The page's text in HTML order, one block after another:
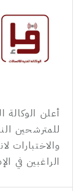
أعلن الوكالة
للمترشحين
الراغبين في